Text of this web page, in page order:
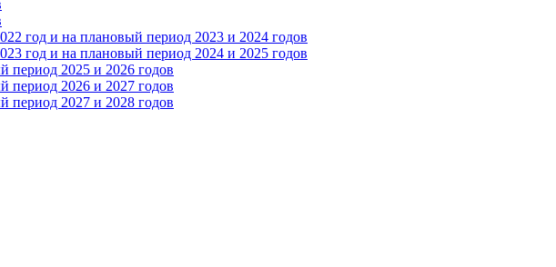
год и на плановый период 2023 и 2024 годов
год и на плановый период 2024 и 2025 годов
2025 и 2026 годов
2026 и 2027 годов
2027 и 2028 годов